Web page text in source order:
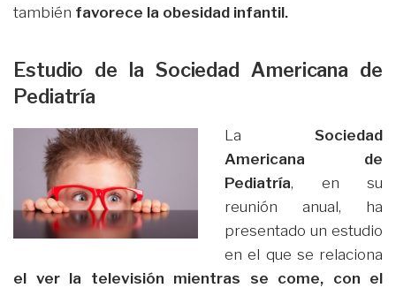
también favorece la obesidad infantil.
Estudio de la Sociedad Americana de
Pediatría
La Sociedad
Americana de
Pediatría, en su
reunión anual, ha
presentado un estudio
en el que se relaciona
el ver la televisión mientras se come, con el